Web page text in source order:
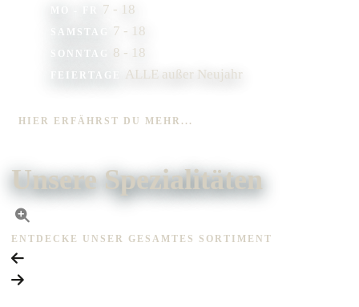
7 - 18
SAMSTAG 7 - 18
SONNTAG 8 - 18
FEIERTAGE ALLE außer Neujahr
HIER ERFÄHRST DU MEHR...
Unsere Spezialitäten
ENTDECKE UNSER GESAMTES SORTIMENT